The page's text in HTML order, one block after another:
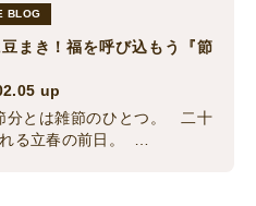
BLOG
まき！福を呼び込もう『節
up
分とは雑節のひとつ。 二十
る立春の前日。 …